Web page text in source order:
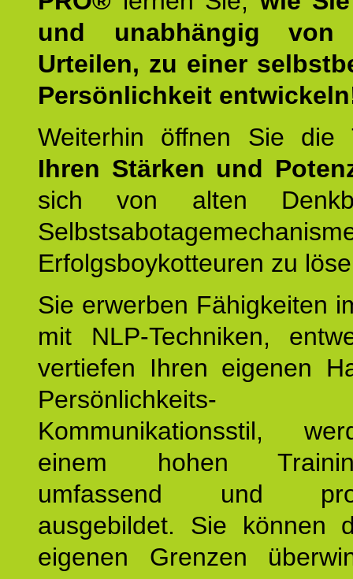
und unabhängig von
Urteilen, zu einer
Persönlichkeit
Weiterhin öffnen Sie
Ihren Stärken und
sich von alten
Erfolgsboykotteuren zu
Sie erwerben Fähigkeiten
mit NLP-Techniken,
vertiefen Ihren eigenen
Kommunikationsstil,
einem hohen
umfassend und
ausgebildet. Sie können
eigenen Grenzen